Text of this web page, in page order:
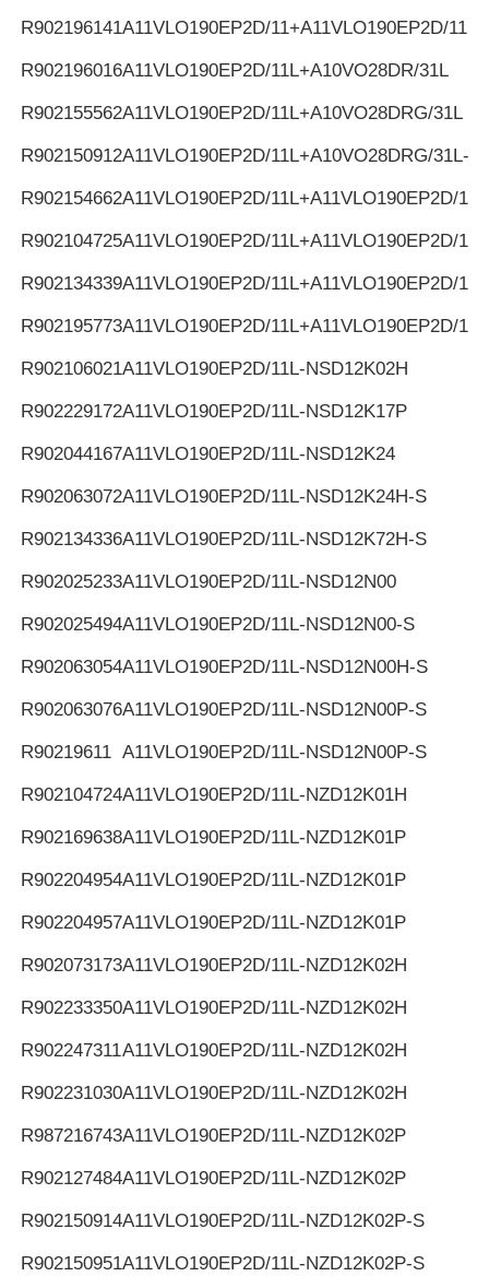
R902196141A11VLO190EP2D/11+A11VLO190EP2D/11
R902196016A11VLO190EP2D/11L+A10VO28DR/31L
R902155562A11VLO190EP2D/11L+A10VO28DRG/31L
R902150912A11VLO190EP2D/11L+A10VO28DRG/31L-K
R902154662A11VLO190EP2D/11L+A11VLO190EP2D/11L
R902104725A11VLO190EP2D/11L+A11VLO190EP2D/11L
R902134339A11VLO190EP2D/11L+A11VLO190EP2D/11L
R902195773A11VLO190EP2D/11L+A11VLO190EP2D/11L
R902106021A11VLO190EP2D/11L-NSD12K02H
R902229172A11VLO190EP2D/11L-NSD12K17P
R902044167A11VLO190EP2D/11L-NSD12K24
R902063072A11VLO190EP2D/11L-NSD12K24H-S
R902134336A11VLO190EP2D/11L-NSD12K72H-S
R902025233A11VLO190EP2D/11L-NSD12N00
R902025494A11VLO190EP2D/11L-NSD12N00-S
R902063054A11VLO190EP2D/11L-NSD12N00H-S
R902063076A11VLO190EP2D/11L-NSD12N00P-S
R90219611 A11VLO190EP2D/11L-NSD12N00P-S
R902104724A11VLO190EP2D/11L-NZD12K01H
R902169638A11VLO190EP2D/11L-NZD12K01P
R902204954A11VLO190EP2D/11L-NZD12K01P
R902204957A11VLO190EP2D/11L-NZD12K01P
R902073173A11VLO190EP2D/11L-NZD12K02H
R902233350A11VLO190EP2D/11L-NZD12K02H
R902247311A11VLO190EP2D/11L-NZD12K02H
R902231030A11VLO190EP2D/11L-NZD12K02H
R987216743A11VLO190EP2D/11L-NZD12K02P
R902127484A11VLO190EP2D/11L-NZD12K02P
R902150914A11VLO190EP2D/11L-NZD12K02P-S
R902150951A11VLO190EP2D/11L-NZD12K02P-S